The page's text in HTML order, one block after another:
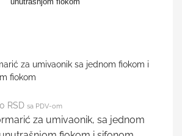
za umivaonik sa jednom fiokom i
fiokom
RSD sa PDV-om
za umivaonik, sa jednom